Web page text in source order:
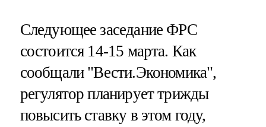
Следующее заседание ФРС
состоится 14-15 марта. Как
сообщали "Вести.Экономика",
регулятор планирует трижды
повысить ставку в этом году,